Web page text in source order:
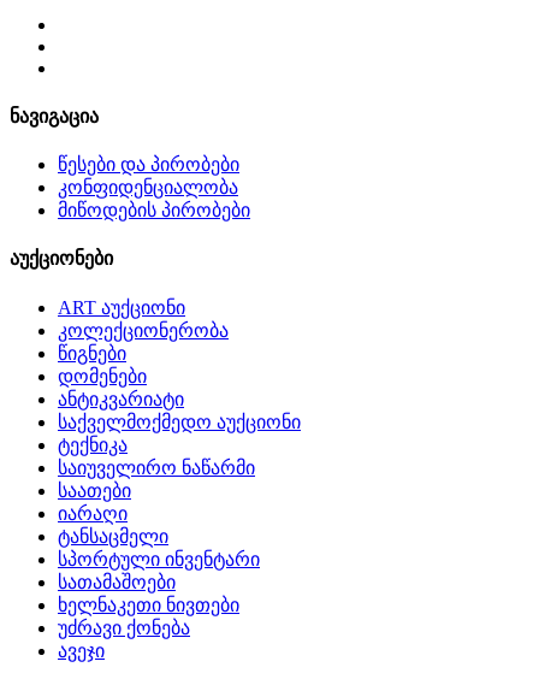
ნავიგაცია
წესები და პირობები
კონფიდენციალობა
მიწოდების პირობები
აუქციონები
ART აუქციონი
კოლექციონერობა
წიგნები
დომენები
ანტიკვარიატი
საქველმოქმედო აუქციონი
ტექნიკა
საიუველირო ნაწარმი
საათები
იარაღი
ტანსაცმელი
სპორტული ინვენტარი
სათამაშოები
ხელნაკეთი ნივთები
უძრავი ქონება
ავეჯი